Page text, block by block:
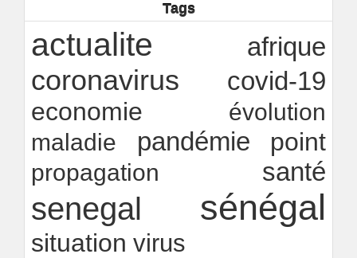
Rapport Bceao 2025 : résilience, transition et
innovation
24/07/2026 Ndakhté M. GAYE
Tags
actualite afrique
coronavirus covid-19
economie
évolution
maladie
pandémie point
propagation santé
senegal sénégal
situation virus